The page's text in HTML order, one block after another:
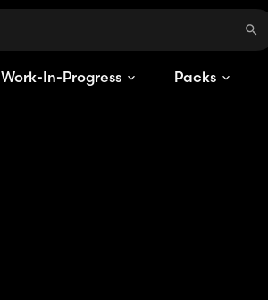
Work-In-Progress Packs